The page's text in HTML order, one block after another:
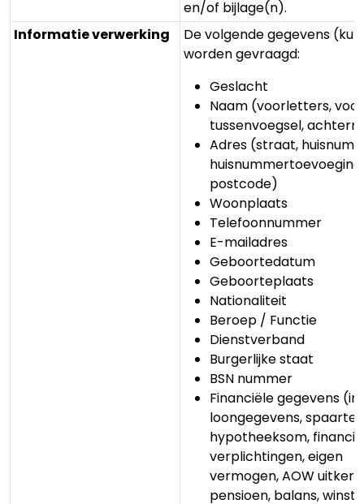
en/of bijlage(n).
Informatie verwerking
De volgende gegevens
worden gevraagd:
Geslacht
Naam (voorletters,
tussenvoegsel,
Adres (straat,
huisnummertoevoeging,
postcode)
Woonplaats
Telefoonnummer
E-mailadres
Geboortedatum
Geboorteplaats
Nationaliteit
Beroep / Functie
Dienstverband
Burgerlijke staat
BSN nummer
Financiële gegevens
loongegevens,
hypotheeksom,
verplichtingen, eigen
vermogen, AOW
pensioen, balans,